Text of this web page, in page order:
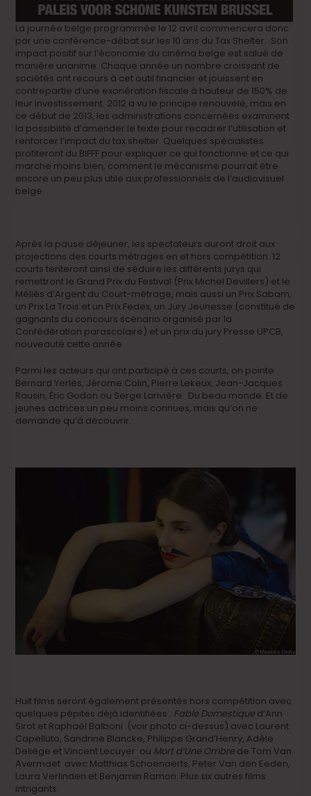
La journée belge programmée le 12 avril commencera donc
par une conférence-débat sur les 10 ans du Tax Shelter. Son
impact positif sur l’économie du cinéma belge est salué de
manière unanime. Chaque année un nombre croissant de
sociétés ont recours à cet outil financier et jouissent en
contrepartie d’une exonération fiscale à hauteur de 150% de
leur investissement. 2012 a vu le principe renouvelé, mais en
ce début de 2013, les administrations concernées examinent
la possibilité d’amender le texte pour recadrer l’utilisation et
renforcer l’impact du tax shelter. Quelques spécialistes
profiteront du BIFFF pour expliquer ce qui fonctionne et ce qui
marche moins bien, comment le mécanisme pourrait être
encore un peu plus utile aux professionnels de l’audiovisuel
belge.
Après la pause déjeuner, les spectateurs auront droit aux
projections des courts métrages en et hors compétition. 12
courts tenteront ainsi de séduire les différents jurys qui
remettront le Grand Prix du Festival (Prix Michel Devillers) et le
Méliès d’Argent du Court-métrage, mais aussi un Prix Sabam,
un Prix La Trois et un Prix Fedex, un Jury Jeunesse (constitué de
gagnants du concours scénario organisé par la
Confédération parascolaire) et un prix du jury Presse UPCB,
nouveauté cette année.
Parmi les acteurs qui ont participé à ces courts, on pointe
Bernard Yerlès, Jérome Colin, Pierre Lekeux, Jean-Jacques
Rausin, Éric Godon ou Serge Larivière. Du beau monde. Et de
jeunes actrices un peu moins connues, mais qu’on ne
demande qu’à découvrir.
Huit films seront également présentés hors compétition avec
quelques pépites déjà identifiées : Fable Domestique d’Ann
Sirot et Raphaël Balboni (voir photo ci-dessus) avec Laurent
Capelluto, Sandrine Blancke, Philippe Grand’Henry, Adèle
Deliège et Vincent Lecuyer ou Mort d’Une Ombre de Tom Van
Avermaet avec Matthias Schoenaerts, Peter Van den Eeden,
Laura Verlinden et Benjamin Ramon. Plus six autres films
intrigants.